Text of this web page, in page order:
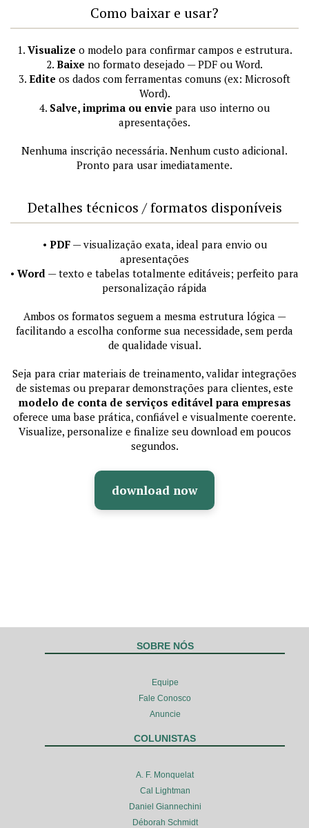
Como baixar e usar?
1. Visualize o modelo para confirmar campos e estrutura.
2. Baixe no formato desejado — PDF ou Word.
3. Edite os dados com ferramentas comuns (ex: Microsoft
Word).
4. Salve, imprima ou envie para uso interno ou
apresentações.
Nenhuma inscrição necessária. Nenhum custo adicional.
Pronto para usar imediatamente.
Detalhes técnicos / formatos disponíveis
• PDF— visualização exata, ideal para envio ou
apresentações
• Word — texto e tabelas totalmente editáveis; perfeito para
personalização rápida
Ambos os formatos seguem a mesma estrutura lógica —
facilitando a escolha conforme sua necessidade, sem perda
de qualidade visual.
Seja para criar materiais de treinamento, validar integrações
de sistemas ou preparar demonstrações para clientes, este
modelo de conta de serviços editável para empresas
oferece uma base prática, confiável e visualmente coerente.
Visualize, personalize e finalize seu download em poucos
segundos.
download now
SOBRE NÓS
Equipe
Fale Conosco
Anuncie
COLUNISTAS
A. F. Monquelat
Cal Lightman
Daniel Giannechini
Déborah Schmidt